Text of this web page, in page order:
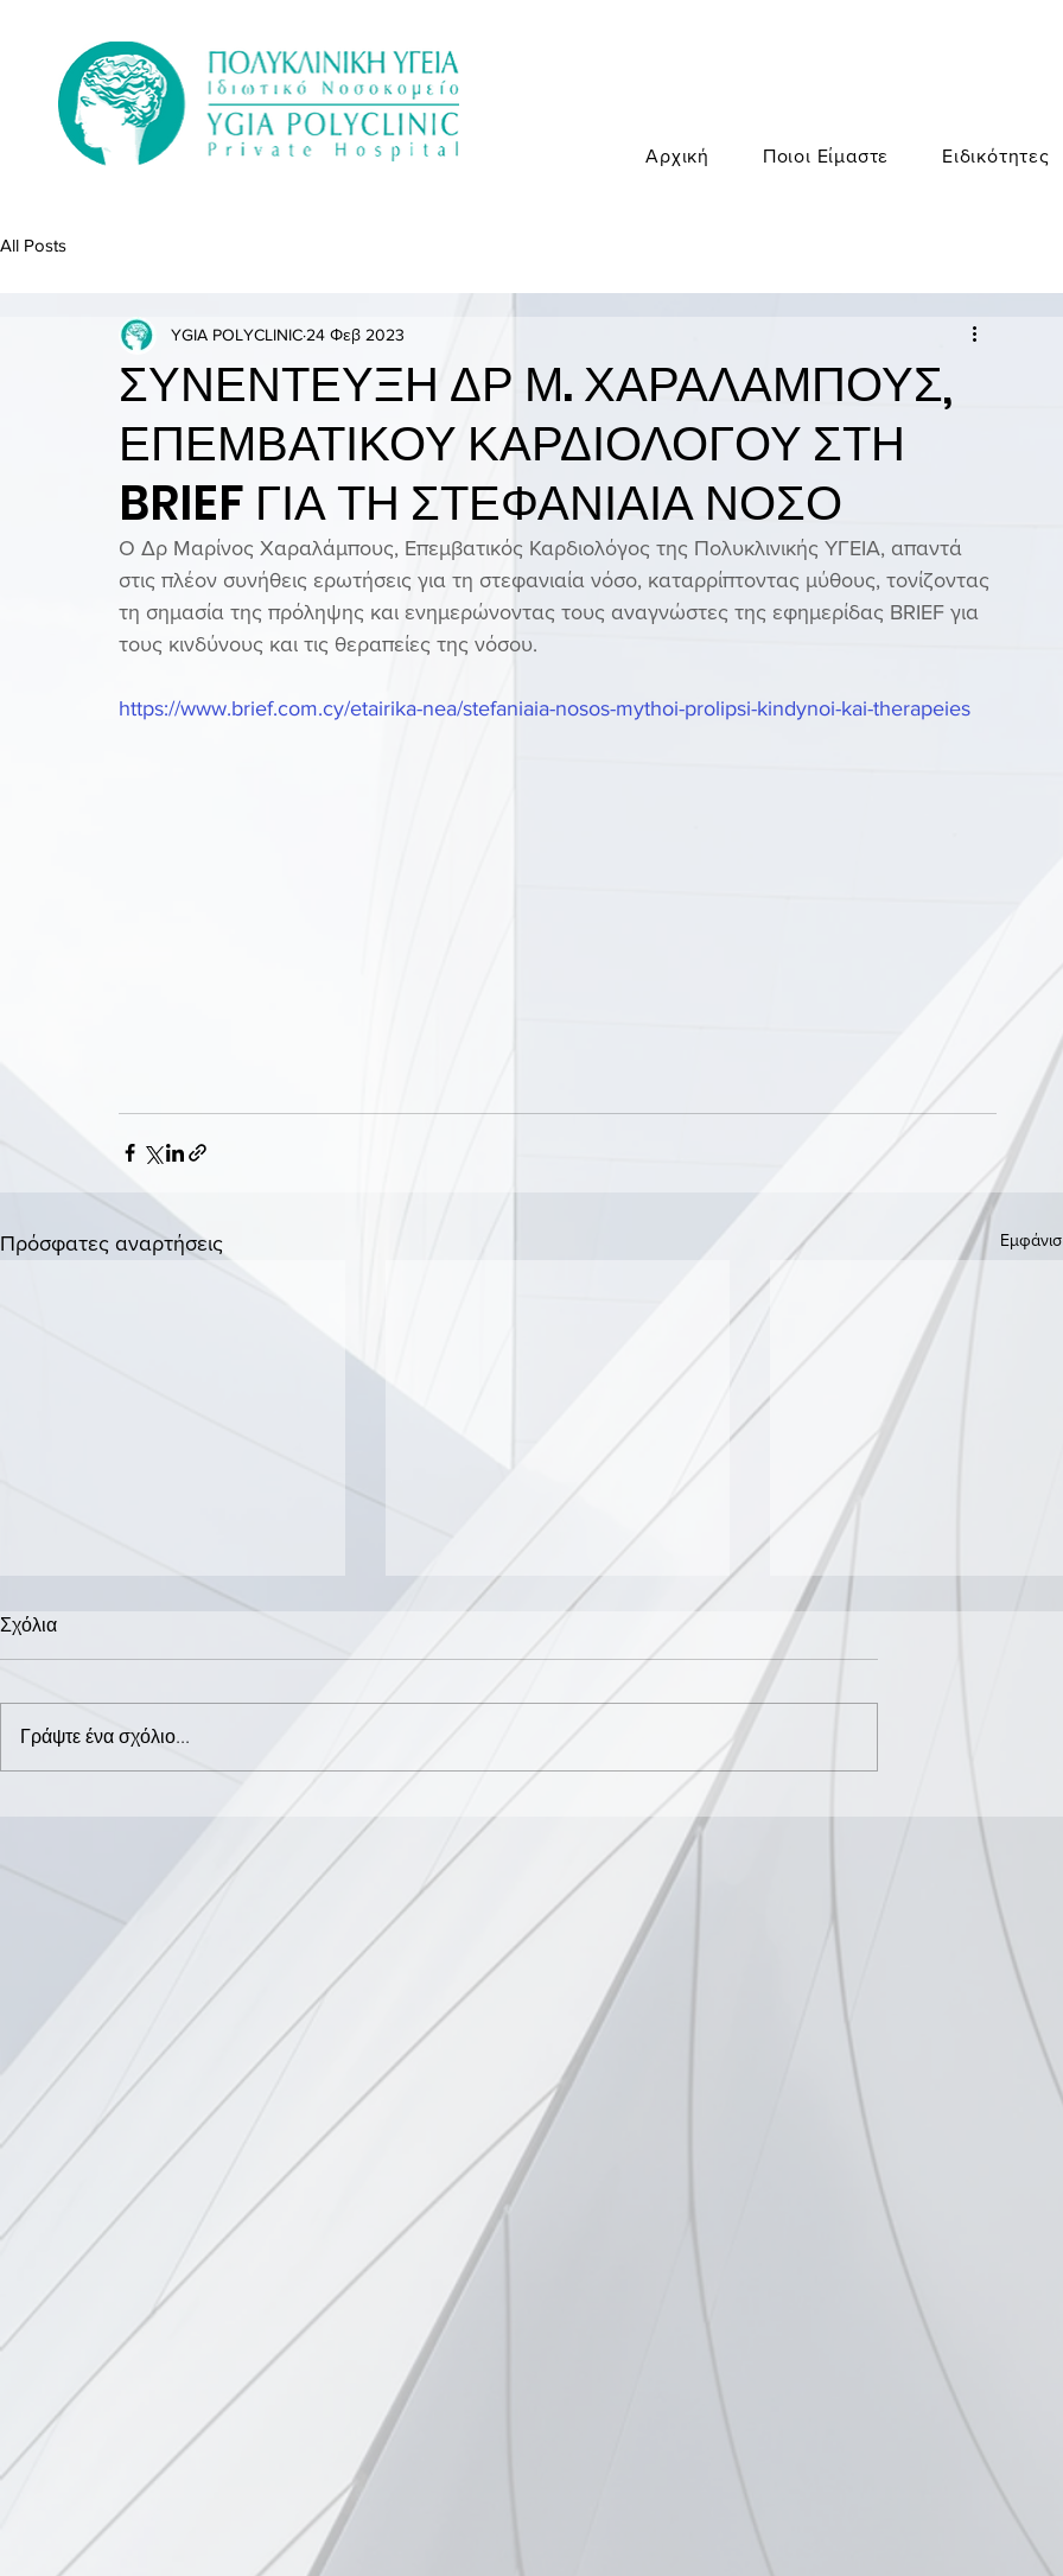
Αρχική Ποιοι Είμαστε Ειδικότητες
All Posts
ΣΥΝΕΝΤΕΥΞΗ ΔΡ Μ. ΧΑΡΑΛΑΜΠΟΥΣ,
ΕΠΕΜΒΑΤΙΚΟΥ ΚΑΡΔΙΟΛΟΓΟΥ ΣΤΗ
BRIEF ΓΙΑ ΤΗ ΣΤΕΦΑΝΙΑΙΑ ΝΟΣΟ
YGIA POLYCLINIC24 Φεβ 2023
Ο Δρ Μαρίνος Χαραλάμπους, Επεμβατικός Καρδιολόγος της Πολυκλινικής ΥΓΕΙΑ, απαντά
στις πλέον συνήθεις ερωτήσεις για τη στεφανιαία νόσο, καταρρίπτοντας μύθους, τονίζοντας
τη σημασία της πρόληψης και ενημερώνοντας τους αναγνώστες της εφημερίδας BRIEF για
τους κινδύνους και τις θεραπείες της νόσου.
https://www.brief.com.cy/etairika-nea/stefaniaia-nosos-mythoi-prolipsi-kindynoi-kai-therapeies
Πρόσφατες αναρτήσεις
ΠΑΓΚΟΣΜΙΑ ΗΜΕΡΑ ΚΑΤΑ
ΤΟΥ ΠΑΙΔΙΚΟΥ ΚΑΡΚΙΝΟΥ
ΗΜΕΡΙΔΑ ΓΙΑ ΤΗΝ
ΕΥΑΙΣΘΗΤΟΠΟΙΗΣΗ &
ΠΡΟΛΗΨΗ ΕΝΑΝΤΙΑ ΣΤΟΝ
ΚΑΡΚΙΝΟ
ΗΜΕΡΙΔΑ ΓΙΑ ΤΗΝ
ΕΥΑΙΣΘΗΤΟΠΟΙΗΣΗ &
ΠΡΟΛΗΨΗ ΕΝΑΝΤΙΑ
Σχόλια
Γράψτε ένα σχόλιο...